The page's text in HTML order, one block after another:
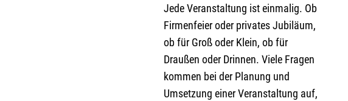
Jede Veranstaltung ist einmalig. Ob
Firmenfeier oder privates Jubiläum,
ob für Groß oder Klein, ob für
Draußen oder Drinnen. Viele Fragen
kommen bei der Planung und
Umsetzung einer Veranstaltung auf,